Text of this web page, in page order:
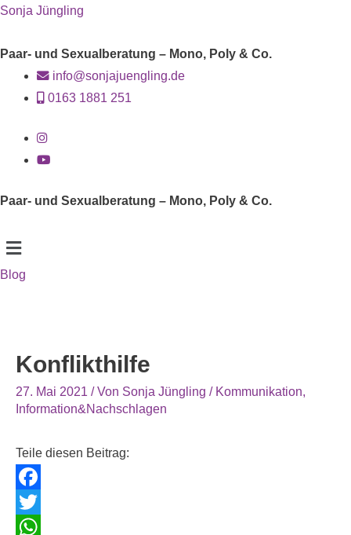
Sonja Jüngling
Paar- und Sexualberatung – Mono, Poly & Co.
info@sonjajuengling.de
0163 1881 251
Paar- und Sexualberatung – Mono, Poly & Co.
Menü
Blog
Konflikthilfe
27. Mai 2021 / Von Sonja Jüngling / Kommunikation,
Information&Nachschlagen
Teile diesen Beitrag:
F
aT